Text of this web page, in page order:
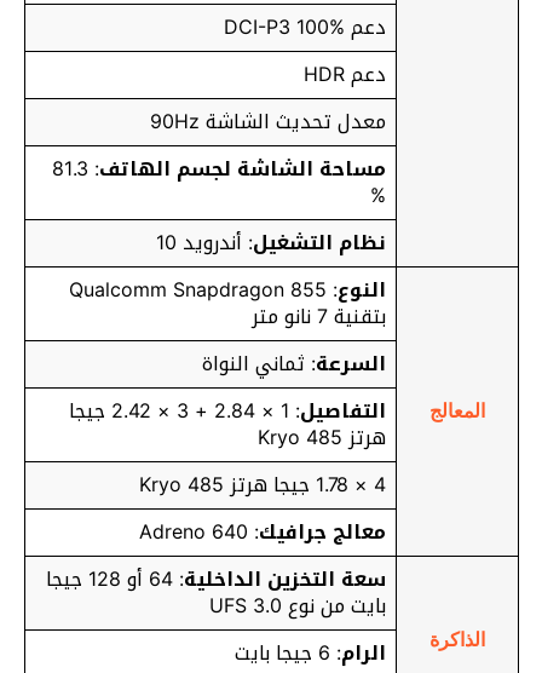
دعم DCI-P3 100%
دعم HDR
معدل تحديث الشاشة 90Hz
مساحة الشاشة لجسم الهاتف : 81.3
%
نظام التشغيل: أندرويد 10
المعالج
النوع : Qualcomm Snapdragon 855
بتقنية 7 نانو متر
السرعة: ثماني النواة
التفاصيل
: 1 × 2.84 + 3 × 2.42 جيجا
هرتز Kryo 485
4 × 1.78 جيجا هرتز Kryo 485
معالج جرافيك: Adreno 640
الذاكرة
سعة التخزين الداخلية : 64 أو 128 جيجا
بايت من نوع UFS 3.0
الرام: 6 جيجا بايت